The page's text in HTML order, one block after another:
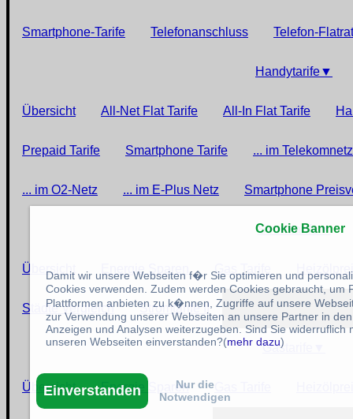
Smartphone-Tarife Telefonanschluss Telefon-
Handytarife▼
Übersicht All-Net Flat Tarife All-In Flat Tarife
Prepaid Tarife Smartphone Tarife ... im Telekomnetz
... im O2-Netz ... im E-Plus Netz Smartphone
Stromtarife▼
Übersicht Energie Sparen Gas Tarife
Städte Vergleich Stromtarife II
Gastarife
Übersicht Energie Sparen
Cookie Banner
Damit wir unsere Webseiten f�r Sie optimieren und
Cookies verwenden. Zudem werden Cookies gebraucht, um
Plattformen anbieten zu k�nnen, Zugriffe auf unsere
zur Verwendung unserer Webseiten an unsere Partner in
Anzeigen und Analysen weiterzugeben. Sind Sie widerruflich
unseren Webseiten einverstanden?(mehr dazu)
Einverstanden
Nur die
Notwendigen